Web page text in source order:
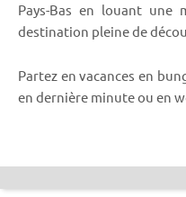
Pays-Bas en louant une
destination pleine de
Partez en vacances en
en dernière minute ou en